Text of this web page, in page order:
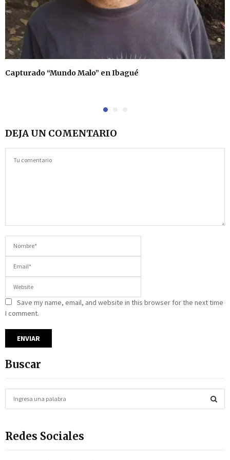
Capturado “Mundo Malo” en Ibagué
DEJA UN COMENTARIO
Save my name, email, and website in this browser for the next time
I comment.
Buscar
c
Redes Sociales